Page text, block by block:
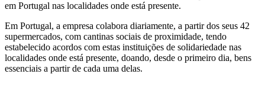
em Portugal nas localidades onde está presente.
Em Portugal, a empresa colabora diariamente, a partir dos seus 42
supermercados, com cantinas sociais de proximidade, tendo
estabelecido acordos com estas instituições de solidariedade nas
localidades onde está presente, doando, desde o primeiro dia, bens
essenciais a partir de cada uma delas.